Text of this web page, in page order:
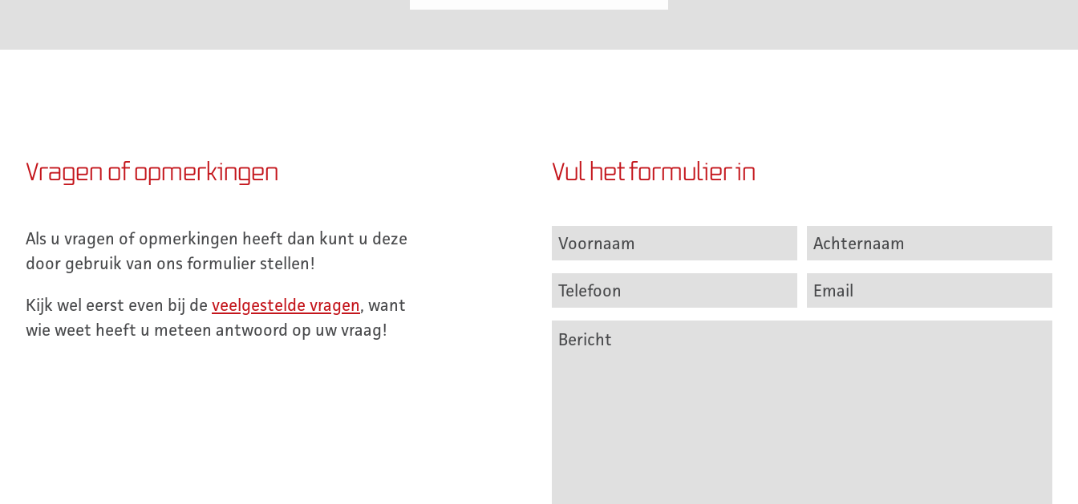
Vragen of opmerkingen
Als u vragen of opmerkingen heeft dan kunt u deze
door gebruik van ons formulier stellen!
Kijk wel eerst even bij de veelgestelde vragen, want
wie weet heeft u meteen antwoord op uw vraag!
Vul het formulier in
Voornaam Achternaam
Telefoon Email
Bericht